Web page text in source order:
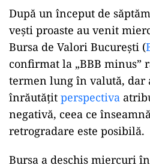
După un început de
veşti proaste au venit
Bursa de Valori Bucureşti (
confirmat la „BBB minus”
termen lung în valută, dar
înrăutăţit perspectiva
negativă, ceea ce
retrogradare este posibilă.
Bursa a deschis miercuri